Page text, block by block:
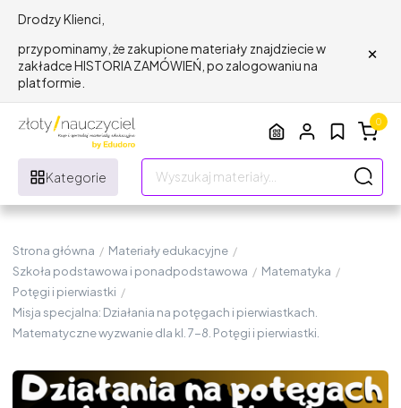
Drodzy Klienci,
przypominamy, że zakupione materiały znajdziecie w
zakładce HISTORIA ZAMÓWIEŃ, po zalogowaniu na
platformie.
×
Kategorie
0
Strona główna / Materiały edukacyjne /
Szkoła podstawowa i ponadpodstawowa / Matematyka /
Potęgi i pierwiastki /
Misja specjalna: Działania na potęgach i pierwiastkach.
Matematyczne wyzwanie dla kl. 7-8. Potęgi i pierwiastki.